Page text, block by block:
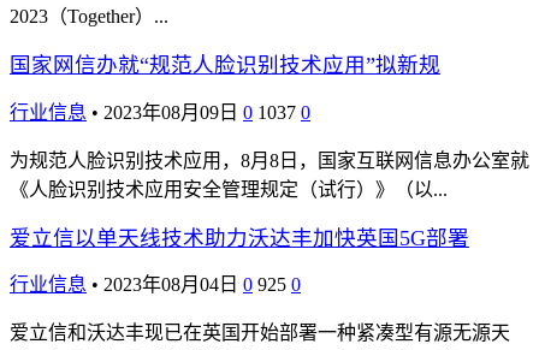
2023（Together）...
国家网信办就“规范人脸识别技术应用”拟新规
行业信息 • 2023年08月09日 0 1037 0
为规范人脸识别技术应用，8月8日，国家互联网信息办公室就
《人脸识别技术应用安全管理规定（试行）》（以...
爱立信以单天线技术助力沃达丰加快英国5G部署
行业信息 • 2023年08月04日 0 925 0
爱立信和沃达丰现已在英国开始部署一种紧凑型有源无源天